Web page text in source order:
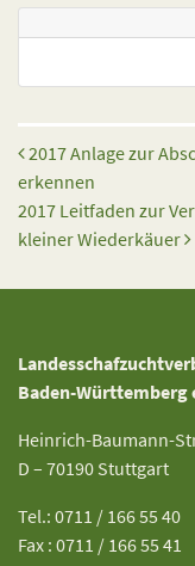
Beitrags-
2017 Anlage zur
erkennen
2017 Leitfaden zur
kleiner Wiederkäuer
Baden-Württemberg
Heinrich-Baumann-
D – 70190 Stuttgart
Tel.: 0711 / 166 55 40
Fax : 0711 / 166 55 41